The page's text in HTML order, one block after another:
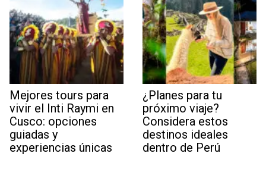
Mejores tours para
vivir el Inti Raymi en
Cusco: opciones
guiadas y
experiencias únicas
¿Planes para tu
próximo viaje?
Considera estos
destinos ideales
dentro de Perú